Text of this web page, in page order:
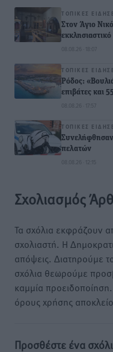
ΤΟΠΙΚΈΣ
Στον Άγιο
08.08.26 · 18:07
ΤΟΠΙΚΈΣ
Ρόδος:
επιβάτες και
08.08.26 · 17:57
ΤΟΠΙΚΈΣ
πελατών
08.08.26 · 12:15
Σχολιασμός
Τα σχόλια εκφράζουν
σχολιαστή. Η
απόψεις. Διατηρούμε
σχόλια θεωρούμε
καμμία
όρους χρήσης
Προσθέστε ένα